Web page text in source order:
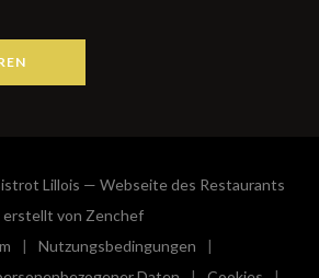
Lillois — Webseite des Restaurants
erstellt von Zenchef((öffnet ein neues
ein neues Fenster))
Nutzungsbedingungen
((öffnet ein neues Fenster))